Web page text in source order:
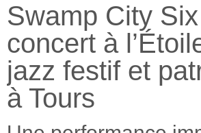
Swamp City
concert à
jazz festif et
à Tours